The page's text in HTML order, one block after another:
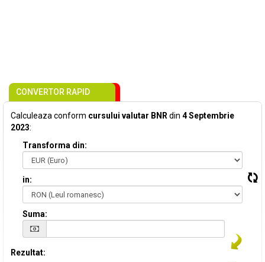
CONVERTOR RAPID
Calculeaza conform cursului valutar BNR din 4 Septembrie
2023:
Transforma din:
in:
Suma:
Rezultat: